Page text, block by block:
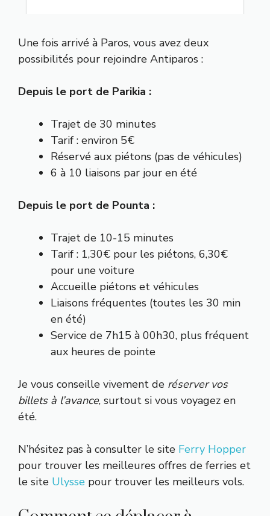
Une fois arrivé à Paros, vous avez deux
possibilités pour rejoindre Antiparos :
Depuis le port de Parikia :
Trajet de 30 minutes
Tarif : environ 5€
Réservé aux piétons (pas de véhicules)
6 à 10 liaisons par jour en été
Depuis le port de Pounta :
Trajet de 10-15 minutes
Tarif : 1,30€ pour les piétons, 6,30€
pour une voiture
Accueille piétons et véhicules
Liaisons fréquentes (toutes les 30 min
en été)
Service de 7h15 à 00h30, plus fréquent
aux heures de pointe
Je vous conseille vivement de réserver vos
billets à l’avance, surtout si vous voyagez en
été.
N’hésitez pas à consulter le site Ferry Hopper
pour trouver les meilleures offres de ferries et
le site Ulysse pour trouver les meilleurs vols.